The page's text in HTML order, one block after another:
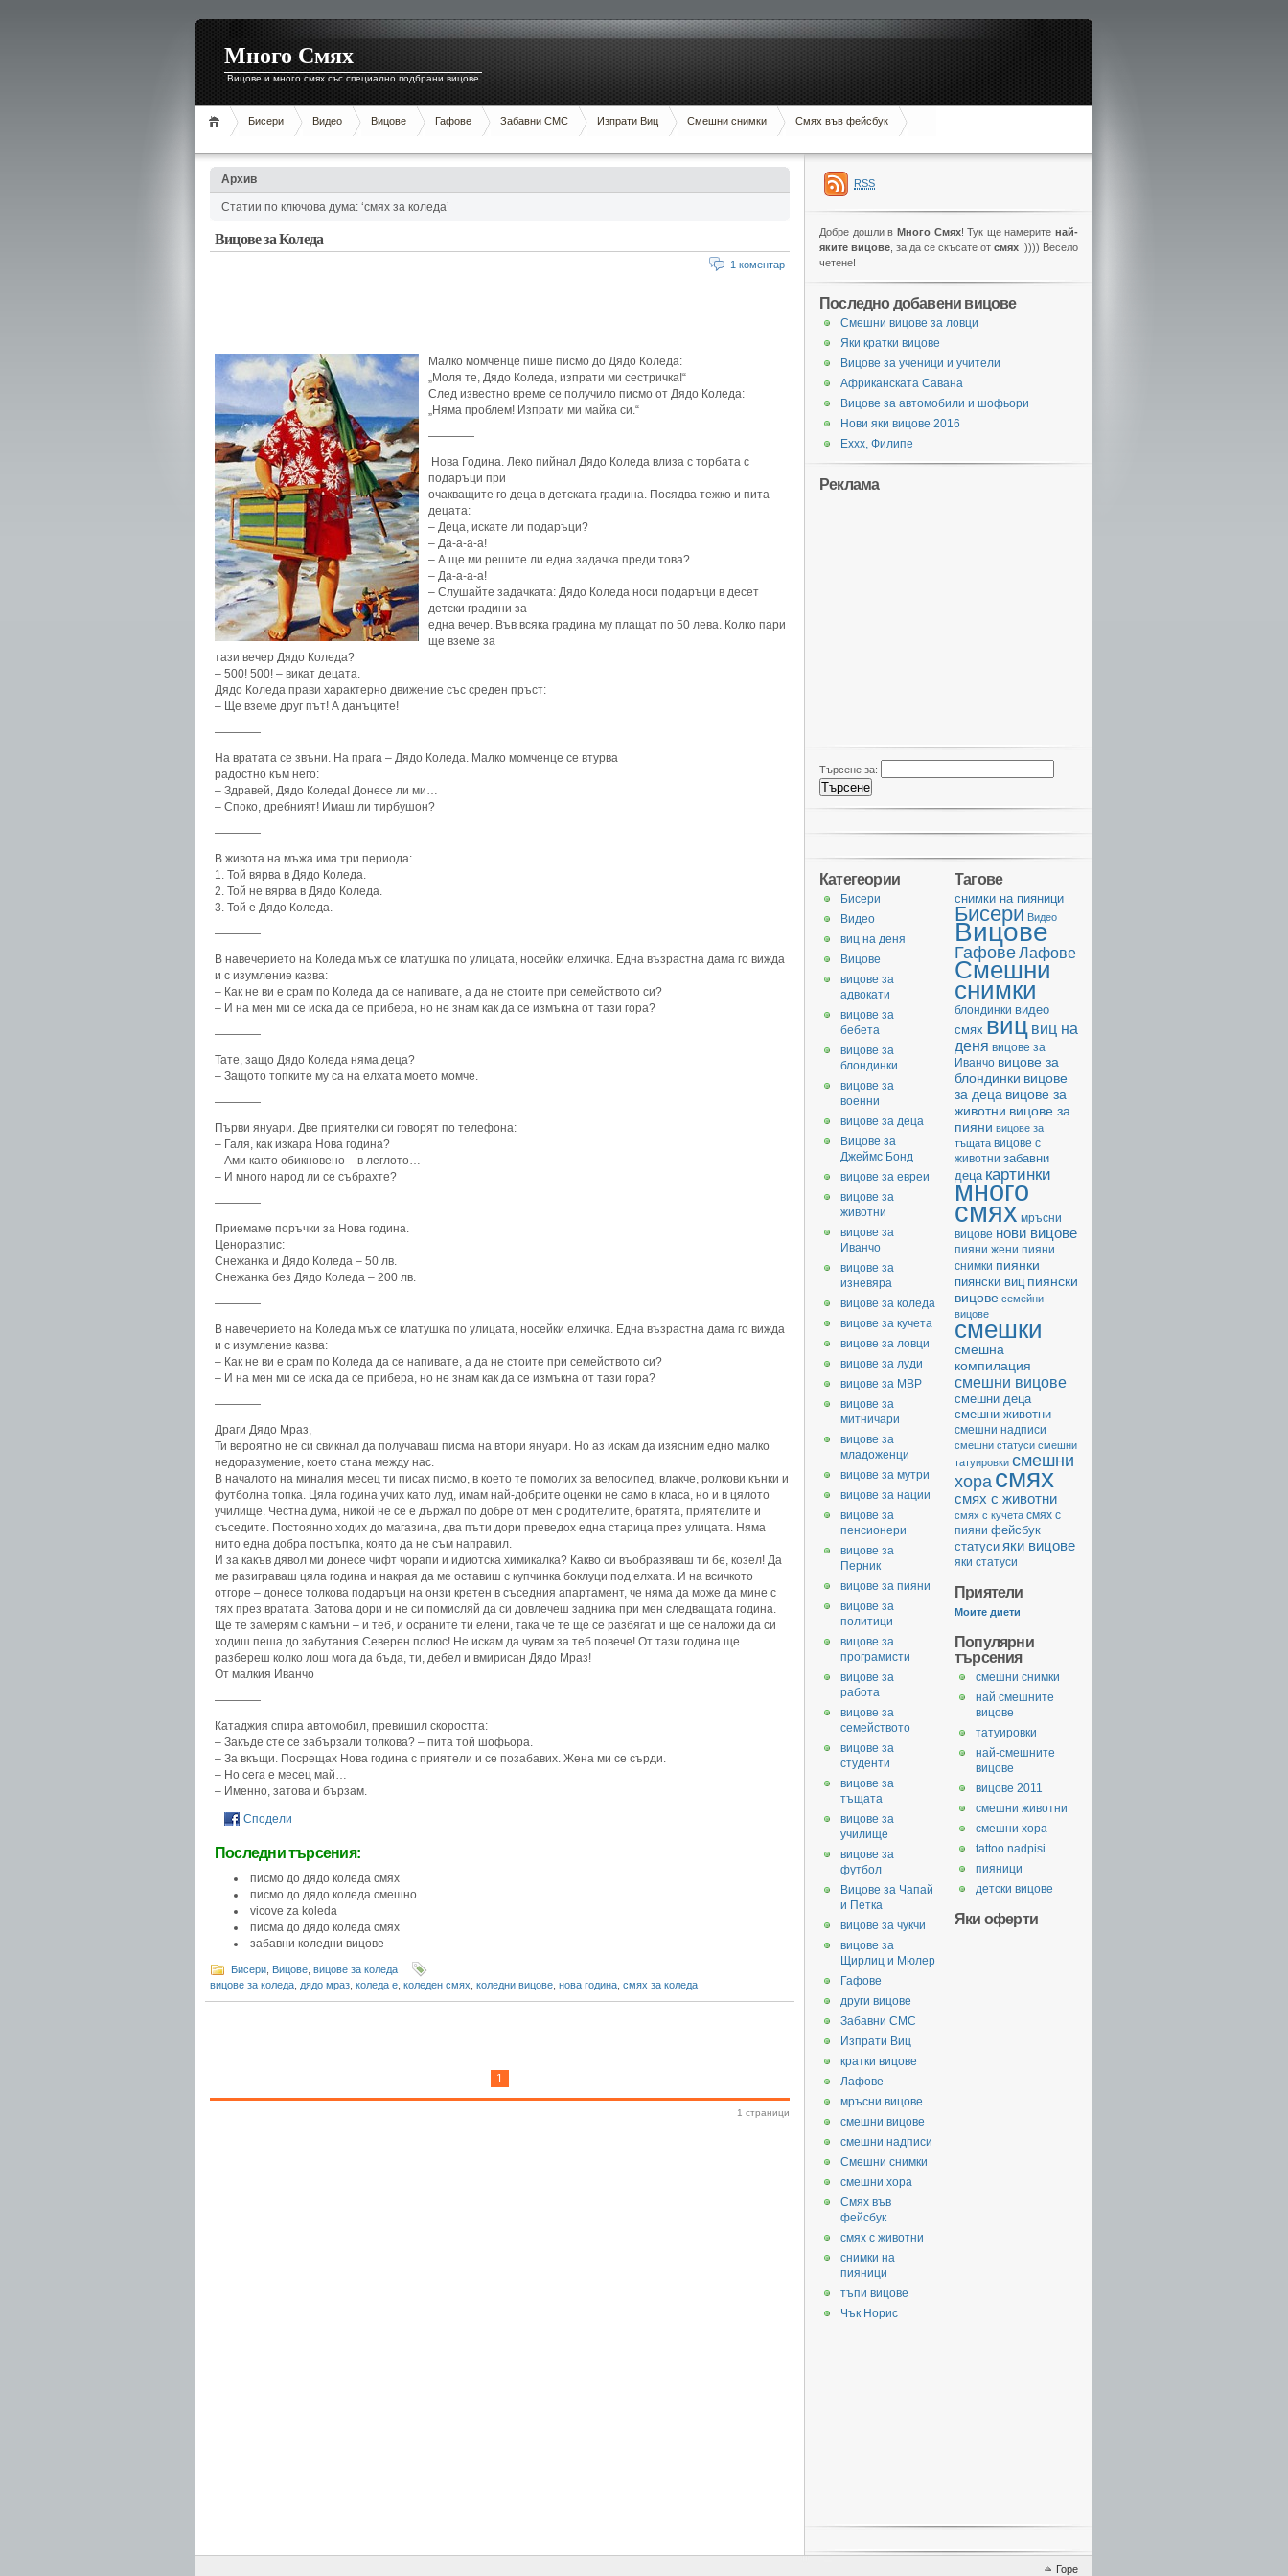
Много Смях
Вицове и много смях със специално подбрани вицове
Бисери Видео Вицове Гафове Забавни СМС Изпрати Виц Смешни снимки Смях във фейсбук
Архив
Статии по ключова дума: ‘смях за коледа’
Вицове за Коледа
1 коментар
Малко момченце пише писмо до Дядо Коледа:
„Моля те, Дядо Коледа, изпрати ми сестричка!“
След известно време се получило писмо от Дядо Коледа:
„Няма проблем! Изпрати ми майка си.“
————
Нова Година. Леко пийнал Дядо Коледа влиза с торбата с
подаръци при
очакващите го деца в детската градина. Посядва тежко и пита
децата:
– Деца, искате ли подаръци?
– Да-а-а-а!
– А ще ми решите ли една задачка преди това?
– Да-а-а-а!
– Слушайте задачката: Дядо Коледа носи подаръци в десет
детски градини за
една вечер. Във всяка градина му плащат по 50 лева. Колко пари
ще вземе за
тази вечер Дядо Коледа?
– 500! 500! – викат децата.
Дядо Коледа прави характерно движение със среден пръст:
– Ще вземе друг път! А данъците!
————
На вратата се звъни. На прага – Дядо Коледа. Малко момченце се втурва
радостно към него:
– Здравей, Дядо Коледа! Донесе ли ми…
– Споко, дребният! Имаш ли тирбушон?
————
В живота на мъжа има три периода:
1. Той вярва в Дядо Коледа.
2. Той не вярва в Дядо Коледа.
3. Той е Дядо Коледа.
————
В навечерието на Коледа мъж се клатушка по улицата, носейки елхичка. Една възрастна дама го вижда
и с изумление казва:
– Как не ви е срам по Коледа да се напивате, а да не стоите при семейството си?
– И на мен ми се иска да се прибера, но не знам как да се измъкна от тази гора?
————
Тате, защо Дядо Коледа няма деца?
– Защото топките му са на елхата моето момче.
————
Първи януари. Две приятелки си говорят по телефона:
– Галя, как изкара Нова година?
– Ами както обикновено – в леглото…
– И много народ ли се събрахте?
————
Приемаме поръчки за Нова година.
Ценоразпис:
Снежанка и Дядо Коледа – 50 лв.
Снежанка без Дядо Коледа – 200 лв.
————
В навечерието на Коледа мъж се клатушка по улицата, носейки елхичка. Една възрастна дама го вижда
и с изумление казва:
– Как не ви е срам по Коледа да се напивате, а да не стоите при семейството си?
– И на мен ми се иска да се прибера, но не знам как да се измъкна от тази гора?
————
Драги Дядо Мраз,
Ти вероятно не си свикнал да получаваш писма на втори януари. Но аз искам да изясним едно малко
недоразумение, което стана между нас.
В началото на миналия месец ти писах писмо, в което те помолих за велосипед, влакче, ролкови кънки и
футболна топка. Цяла година учих като луд, имам най-добрите оценки не само в класа, но и в цялото
училище. Честна дума, никой не се е държал по добре от мен с родителите, братята, приятелите и
съседите. Постоянно ходих до магазина, два пъти дори преведох една старица през улицата. Няма
нито една добра постъпка, която да не съм направил.
И за какъв дявол ми донесе чифт чорапи и идиотска химикалка? Какво си въобразяваш ти бе, козел! Да
ме разиграваш цяла година и накрая да ме оставиш с купчинка боклуци под елхата. И на всичкото
отгоре – донесе толкова подаръци на онзи кретен в съседния апартамент, че няма да може да мине с
тях през вратата. Затова дори и не си помисляй да си довлечеш задника при мен следващата година.
Ще те замерям с камъни – и теб, и осраните ти елени, така че те ще се разбягат и ще се наложи да си
ходиш пеша до забутания Северен полюс! Не искам да чувам за теб повече! От тази година ще
разбереш колко лош мога да бъда, ти, дебел и вмирисан Дядо Мраз!
От малкия Иванчо
————
Катаджия спира автомобил, превишил скоростта:
– Закъде сте се забързали толкова? – пита той шофьора.
– За вкъщи. Посрещах Нова година с приятели и се позабавих. Жена ми се сърди.
– Но сега е месец май…
– Именно, затова и бързам.
Сподели
Последни търсения:
писмо до дядо коледа смях
писмо до дядо коледа смешно
vicove za koleda
писма до дядо коледа смях
забавни коледни вицове
Бисери Вицове вицове за коледа
вицове за коледа дядо мраз коледа е коледен смях коледни вицове нова година смях за коледа
1
1 страници
RSS
Добре дошли в Много Смях! Тук ще намерите най-
яките вицове , за да се скъсате от смях :)))) Весело
четене!
Последно добавени вицове
Смешни вицове за ловци
Яки кратки вицове
Вицове за ученици и учители
Африканската Савана
Вицове за автомобили и шофьори
Нови яки вицове 2016
Еххх, Филипе
Реклама
Търсене за:
Тагове
cнимки на пияници
Бисери Видео
Вицове
ГафовеЛафове
Смешни
снимки
блондинки видео
смях виц виц на
деня вицове за
Иванчо вицове за
блондинки вицове
за деца вицове за
животни вицове за
пияни вицове за
тъщата вицове с
животни забавни
деца картинки
много
смях мръсни
вицове нови вицове
пияни жени пияни
снимки пиянки
пиянски виц пиянски
вицове семейни
вицове
смешки
смешна
компилация
смешни вицове
смешни деца
смешни животни
смешни надписи
смешни статуси смешни
татуировки смешни
хора смях
смях с животни
смях с кучета смях с
пияни фейсбук
статуси яки вицове
яки статуси
Приятели
Моите диети
Популярни
търсения
смешни снимки
най смешните
вицове
татуировки
най-смешните
вицове
вицове 2011
смешни животни
смешни хора
tattoo nadpisi
пияници
детски вицове
Яки оферти
Категеории
Бисери
Видео
виц на деня
Вицове
вицове за
адвокати
вицове за
бебета
вицове за
блондинки
вицове за
военни
вицове за деца
Вицове за
Джеймс Бонд
вицове за евреи
вицове за
животни
вицове за
Иванчо
вицове за
изневяра
вицове за коледа
вицове за кучета
вицове за ловци
вицове за луди
вицове за МВР
вицове за
митничари
вицове за
младоженци
вицове за мутри
вицове за нации
вицове за
пенсионери
вицове за
Перник
вицове за пияни
вицове за
политици
вицове за
програмисти
вицове за
работа
вицове за
семейството
вицове за
студенти
вицове за
тъщата
вицове за
училище
вицове за
футбол
Вицове за Чапай
и Петка
вицове за чукчи
вицове за
Щирлиц и Мюлер
Гафове
други вицове
Забавни СМС
Изпрати Виц
кратки вицове
Лафове
мръсни вицове
смешни вицове
смешни надписи
Смешни снимки
смешни хора
Смях във
фейсбук
смях с животни
снимки на
пияници
тъпи вицове
Чък Норис
Горе